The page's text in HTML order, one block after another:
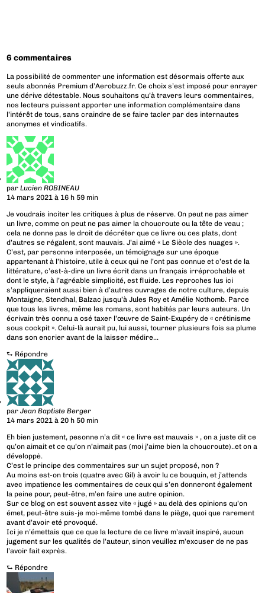
6 commentaires
La possibilité de commenter une information est désormais offerte aux
seuls abonnés Premium d’Aerobuzz.fr. Ce choix s’est imposé pour enrayer
une dérive détestable. Nous souhaitons qu’à travers leurs commentaires,
nos lecteurs puissent apporter une information complémentaire dans
l’intérêt de tous, sans craindre de se faire tacler par des internautes
anonymes et vindicatifs.
parLucien ROBINEAU
14 mars 2021 à 16 h 59 min
Je voudrais inciter les critiques à plus de réserve. On peut ne pas aimer
un livre, comme on peut ne pas aimer la choucroute ou la tête de veau ;
cela ne donne pas le droit de décréter que ce livre ou ces plats, dont
d’autres se régalent, sont mauvais. J’ai aimé « Le Siècle des nuages ».
C’est, par personne interposée, un témoignage sur une époque
appartenant à l’histoire, utile à ceux qui ne l’ont pas connue et c’est de la
littérature, c’est-à-dire un livre écrit dans un français irréprochable et
dont le style, à l’agréable simplicité, est fluide. Les reproches lus ici
s’appliqueraient aussi bien à d’autres ouvrages de notre culture, depuis
Montaigne, Stendhal, Balzac jusqu’à Jules Roy et Amélie Nothomb. Parce
que tous les livres, même les romans, sont habités par leurs auteurs. Un
écrivain très connu a osé taxer l’œuvre de Saint-Exupéry de « crétinisme
sous cockpit ». Celui-là aurait pu, lui aussi, tourner plusieurs fois sa plume
dans son encrier avant de la laisser médire…
⮑ Répondre
parJean Baptiste Berger
14 mars 2021 à 20 h 50 min
Eh bien justement, pesonne n’a dit « ce livre est mauvais » , on a juste dit ce
qu’on aimait et ce qu’on n’aimait pas (moi j’aime bien la choucroute)..et on a
développė.
C’est le principe des commentaires sur un sujet proposé, non ?
Au moins est-on trois (quatre avec Gil) à avoir lu ce bouquin, et j’attends
avec impatience les commentaires de ceux qui s’en donneront également
la peine pour, peut-être, m’en faire une autre opinion.
Sur ce blog on est souvent assez vite « jugé » au delà des opinions qu’on
émet, peut-être suis-je moi-même tombé dans le piège, quoi que rarement
avant d’avoir eté provoqué.
Ici je n’émettais que ce que la lecture de ce livre m’avait inspiré, aucun
jugement sur les qualités de l’auteur, sinon veuillez m’excuser de ne pas
l’avoir fait exprès.
⮑ Répondre